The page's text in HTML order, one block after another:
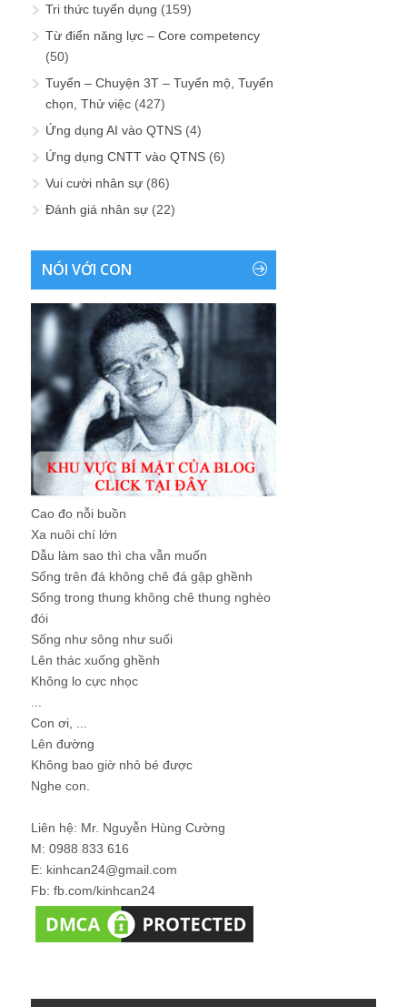
Tri thức tuyển dụng (159)
Từ điển năng lực – Core competency
(50)
Tuyển – Chuyện 3T – Tuyển mộ, Tuyển
chọn, Thử việc (427)
Ứng dụng AI vào QTNS (4)
Ứng dụng CNTT vào QTNS (6)
Vui cười nhân sự (86)
Đánh giá nhân sự (22)
NÓI VỚI CON
Cao đo nỗi buồn
Xa nuôi chí lớn
Dẫu làm sao thì cha vẫn muốn
Sống trên đá không chê đá gập ghềnh
Sống trong thung không chê thung nghèo
đói
Sống như sông như suối
Lên thác xuống ghềnh
Không lo cực nhọc
...
Con ơi, ...
Lên đường
Không bao giờ nhỏ bé được
Nghe con.
Liên hệ: Mr. Nguyễn Hùng Cường
M: 0988 833 616
E: kinhcan24@gmail.com
Fb: fb.com/kinhcan24